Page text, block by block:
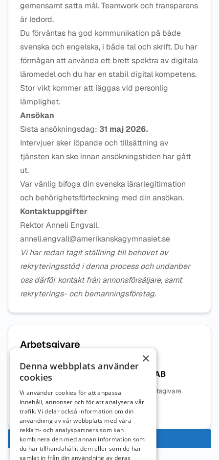
gemensamt satta mål. Teamwork och transparens
är ledord.
Du förväntas ha god kommunikation på både
svenska och engelska, i både tal och skrift. Du har
förmågan att använda ett brett spektra av digitala
läromedel och du har en stabil digital kompetens.
Stor vikt kommer att läggas vid personlig
lämplighet.
Ansökan
Sista ansökningsdag: 31 maj 2026.
Intervjuer sker löpande och tillsättning av
tjänsten kan ske innan ansökningstiden har gått
ut.
Var vänlig bifoga din svenska lärarlegitimation
och behörighetsförteckning med din ansökan.
Kontaktuppgifter
Rektor Anneli Engvall,
anneli.engvall@amerikanskagymnasiet.se
Vi har redan tagit ställning till behovet av
rekryteringsstöd i denna process och undanber
oss därför kontakt från annonsförsäljare, samt
rekryterings- och bemanningsföretag.
Arbetsgivare
Amerikanska Gymnasiet i Sverige AB
Ingen beskrivning tillgänglig för denna arbetsgivare.
Mer information om arbetsgivaren
Ansök nu
×
Denna webbplats använder
cookies
Vi använder cookies för att anpassa
innehåll, annonser och för att analysera vår
trafik. Vi delar också information om din
användning av vår webbplats med våra
reklam- och analyspartners som kan
kombinera den med annan information som
du har tillhandahållit dem eller som de har
samlat in från din användning av deras